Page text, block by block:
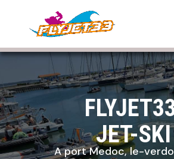
JET-SKI
A port Medoc, le-